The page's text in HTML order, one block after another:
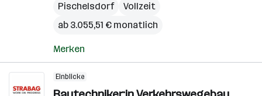
Pischelsdorf
Vollzeit
ab 3.055,51 € monatlich
Merken
Einblicke